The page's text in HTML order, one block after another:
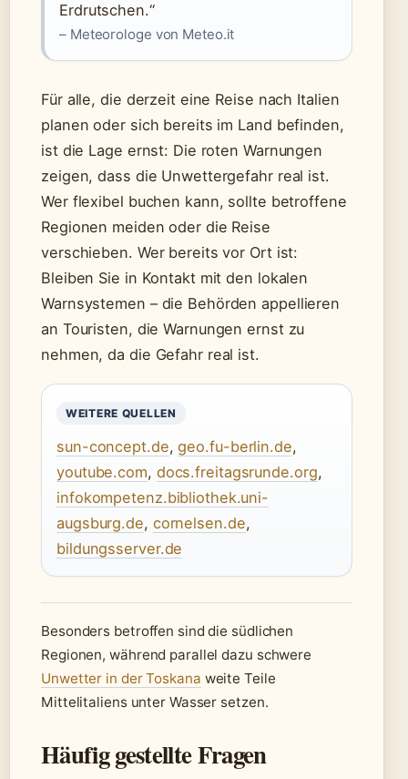
Erdrutschen.“
– Meteorologe von Meteo.it
Für alle, die derzeit eine Reise nach Italien
planen oder sich bereits im Land befinden,
ist die Lage ernst: Die roten Warnungen
zeigen, dass die Unwettergefahr real ist.
Wer flexibel buchen kann, sollte betroffene
Regionen meiden oder die Reise
verschieben. Wer bereits vor Ort ist:
Bleiben Sie in Kontakt mit den lokalen
Warnsystemen – die Behörden appellieren
an Touristen, die Warnungen ernst zu
nehmen, da die Gefahr real ist.
WEITERE QUELLEN
sun-concept.de,geo.fu-berlin.de,
youtube.com, docs.freitagsrunde.org,
infokompetenz.bibliothek.uni-
augsburg.de, cornelsen.de,
bildungsserver.de
Besonders betroffen sind die südlichen
Regionen, während parallel dazu schwere
Unwetter in der Toskana weite Teile
Mittelitaliens unter Wasser setzen.
Häufig gestellte Fragen